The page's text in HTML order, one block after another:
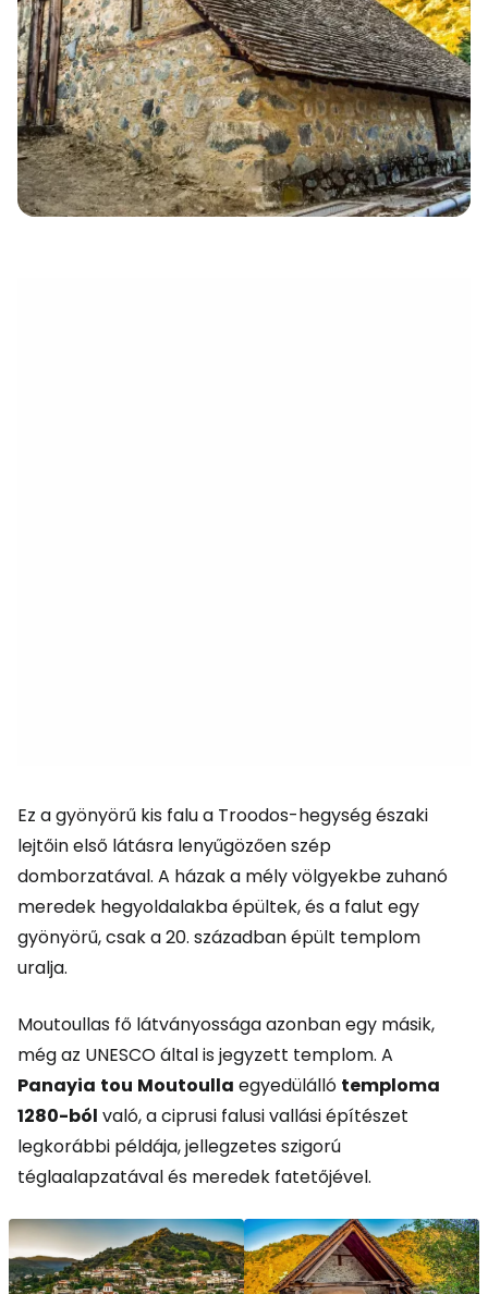
Ez a gyönyörű kis falu a Troodos-hegység északi
lejtőin első látásra lenyűgözően szép
domborzatával. A házak a mély völgyekbe zuhanó
meredek hegyoldalakba épültek, és a falut egy
gyönyörű, csak a 20. században épült templom
uralja.
Moutoullas fő látványossága azonban egy másik,
még az UNESCO által is jegyzett templom. A
Panayia tou Moutoulla egyedülálló temploma
1280-ból való, a ciprusi falusi vallási építészet
legkorábbi példája, jellegzetes szigorú
téglaalapzatával és meredek fatetőjével.